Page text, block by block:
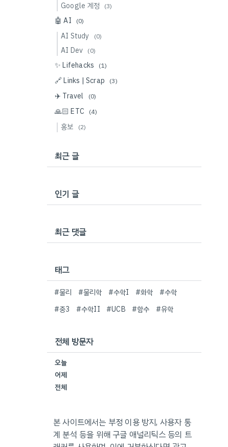
Google 계정 (3)
🤖 AI (0)
AI Study (0)
AI Dev (0)
✨ Lifehacks (1)
🔗 Links | Scrap (3)
✈️ Travel (0)
🙏🏻 ETC (4)
홍보 (2)
최근 글
인기 글
최근 댓글
태그
#물리 #물리학 #수학I #화학
#수학
#중3
#수학II #UCB #함수 #유학
전체 방문자
오늘
어제
전체
본 사이트에서는 부정 이용 방지, 사용자 통
계 분석 등을 위해 구글 애널리틱스 등의 트